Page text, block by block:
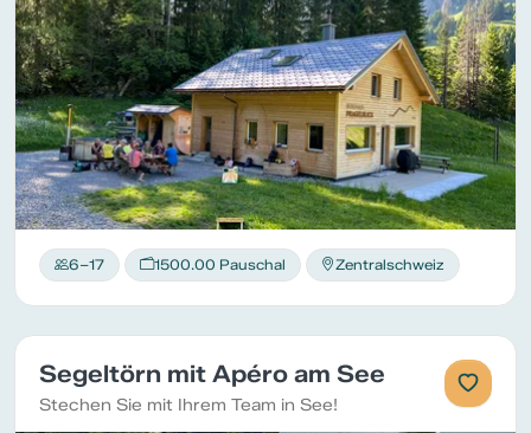
6–17 1500.00 Pauschal Zentralschweiz
Segeltörn mit Apéro am See
Stechen Sie mit Ihrem Team in See!